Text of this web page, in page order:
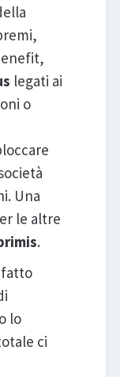
legati ai
o
Una
le altre
.
fatto
lo
ci